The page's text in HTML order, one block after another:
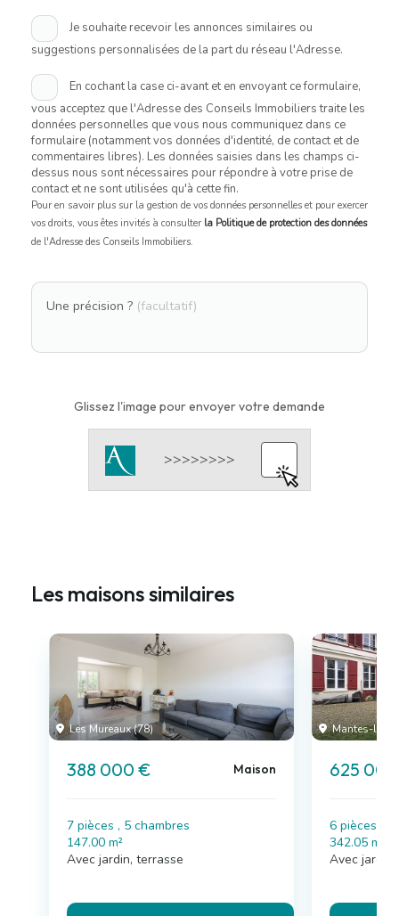
Je souhaite recevoir les annonces similaires ou
suggestions personnalisées de la part du réseau l'Adresse.
En cochant la case ci-avant et en envoyant ce formulaire,
vous acceptez que l'Adresse des Conseils Immobiliers traite les
données personnelles que vous nous communiquez dans ce
formulaire (notamment vos données d'identité, de contact et de
commentaires libres). Les données saisies dans les champs ci-
dessus nous sont nécessaires pour répondre à votre prise de
contact et ne sont utilisées qu'à cette fin.
Pour en savoir plus sur la gestion de vos données personnelles et pour exercer
vos droits, vous êtes invités à consulter la Politique de protection des données
de l'Adresse des Conseils Immobiliers.
Une précision ? (facultatif)
Glissez l'image pour envoyer votre demande
Les maisons similaires
Les Mureaux (78)
388 000 € Maison
7 pièces , 5 chambres
147.00 m²
Avec jardin, terrasse
Mantes-la-
625
6 pièces , 4
342.05 m²
Avec